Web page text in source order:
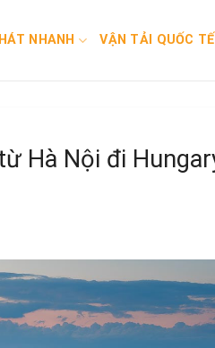
NHANH VẬN TẢI QUỐC TẾ
Hà Nội đi